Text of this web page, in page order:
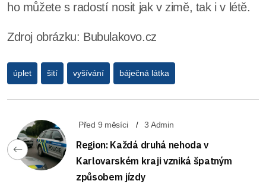
ho můžete s radostí nosit jak v zimě, tak i v létě.
Zdroj obrázku: Bubulakovo.cz
úplet šití vyšívání báječná látka
Před 9 měsíci 3 Admin
Region: Každá druhá nehoda v
Karlovarském kraji vzniká špatným
způsobem jízdy